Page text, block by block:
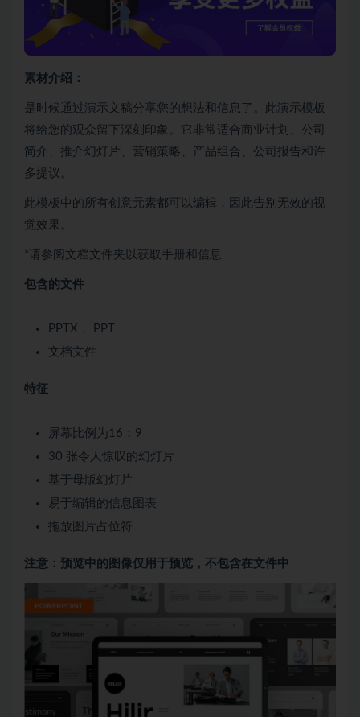
素材介绍：
是时候通过演示文稿分享您的想法和信息了。此演示模板
将给您的观众留下深刻印象。它非常适合商业计划、公司
简介、推介幻灯片、营销策略、产品组合、公司报告和许
多提议。
此模板中的所有创意元素都可以编辑，因此告别无效的视
觉效果。
*请参阅文档文件夹以获取手册和信息
包含的文件
PPTX， PPT
文档文件
特征
屏幕比例为16：9
30 张令人惊叹的幻灯片
基于母版幻灯片
易于编辑的信息图表
拖放图片占位符
注意：预览中的图像仅用于预览，不包含在文件中